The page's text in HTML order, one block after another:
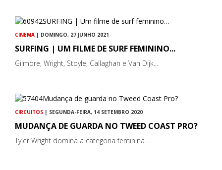
CINEMA | DOMINGO, 27 JUNHO 2021
SURFING | UM FILME DE SURF FEMININO...
Gilmore, Wright, Stoyle, Callaghan e Van Dijk...
CIRCUITOS | SEGUNDA-FEIRA, 14 SETEMBRO 2020
MUDANÇA DE GUARDA NO TWEED COAST PRO?
Tyler Wright domina a categoria feminina...